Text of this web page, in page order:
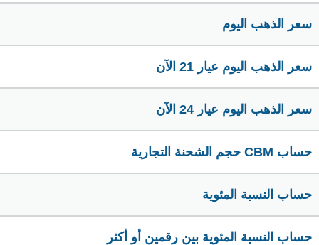
سعر الذهب اليوم
سعر الذهب اليوم عيار 21 الآن
سعر الذهب اليوم عيار 24 الآن
حساب CBM حجم الشحنة التجارية
حساب النسبة المئوية
حساب النسبة المئوية بين رقمين أو أكثر